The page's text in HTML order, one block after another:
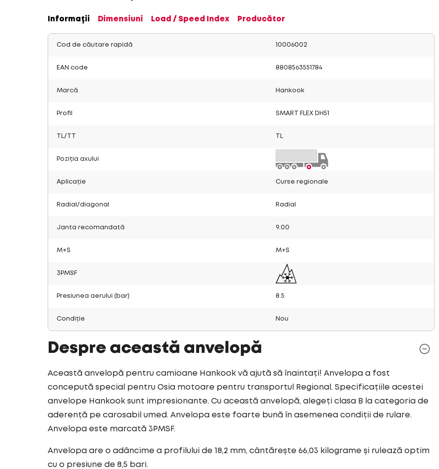
Informații Dimensiuni Load / Speed Index Producător
Cod de căutare rapidă 10006002
EAN code 8808563551784
Marcă Hankook
Profil SMART FLEX DH51
TL/TT
Poziția axului
Aplicație Curse regionale
Radial/diagonal Radial
Janta recomandată 9.00
M+S M+S
3PMSF
Presiunea aerului (bar) 8.5
Condiție Nou
Despre această anvelopă
Această anvelopă pentru camioane Hankook vă ajută să înaintați! Anvelopa a fost
concepută special pentru Osia motoare pentru transportul Regional. Specificațiile acestei
anvelope Hankook sunt impresionante. Cu această anvelopă, alegeți clasa B la categoria de
aderență pe carosabil umed. Anvelopa este foarte bună în asemenea condiții de rulare.
Anvelopa este marcată 3PMSF.
Anvelopa are o adâncime a profilului de 18,2 mm, cântărește 66,03 kilograme și rulează optim
cu o presiune de 8,5 bari.